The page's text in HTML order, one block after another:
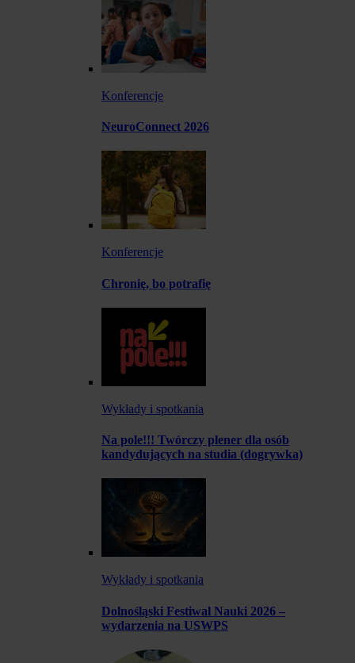
Konferencje
NeuroConnect 2026
Konferencje
Chronię, bo potrafię
Wykłady i spotkania
Na pole!!! Twórczy plener dla osób
kandydujących na studia (dogrywka)
Wykłady i spotkania
Dolnośląski Festiwal Nauki 2026 –
wydarzenia na USWPS